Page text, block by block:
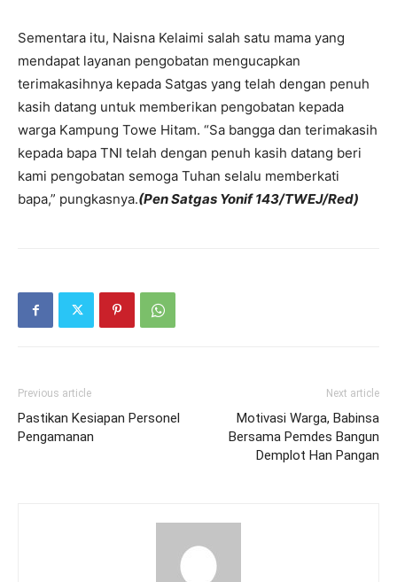
Sementara itu, Naisna Kelaimi salah satu mama yang
mendapat layanan pengobatan mengucapkan
terimakasihnya kepada Satgas yang telah dengan penuh
kasih datang untuk memberikan pengobatan kepada
warga Kampung Towe Hitam. “Sa bangga dan terimakasih
kepada bapa TNI telah dengan penuh kasih datang beri
kami pengobatan semoga Tuhan selalu memberkati
bapa,” pungkasnya.(Pen Satgas Yonif 143/TWEJ/Red)
Previous article
Pastikan Kesiapan Personel
Pengamanan
Next article
Motivasi Warga, Babinsa
Bersama Pemdes Bangun
Demplot Han Pangan